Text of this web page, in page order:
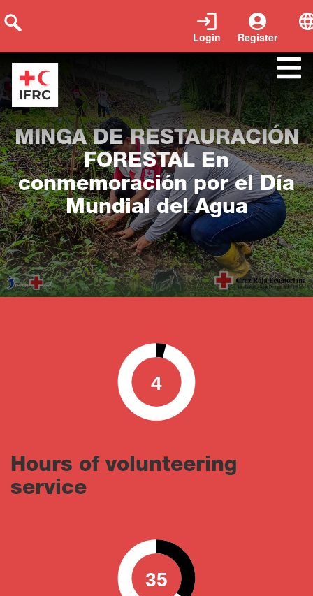
Register
Login
MINGA DE RESTAURACIÓN
FORESTAL En
conmemoración por el Día
Mundial del Agua
4
0 100
Hours of volunteering
service
35
0 100